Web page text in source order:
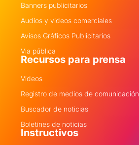
Banners publicitarios
Audios y videos comerciales
Avisos Gráficos Publicitarios
Via pública
Recursos para prensa
Videos
Registro de medios de comunicación
Buscador de noticias
Boletines de noticias
Instructivos